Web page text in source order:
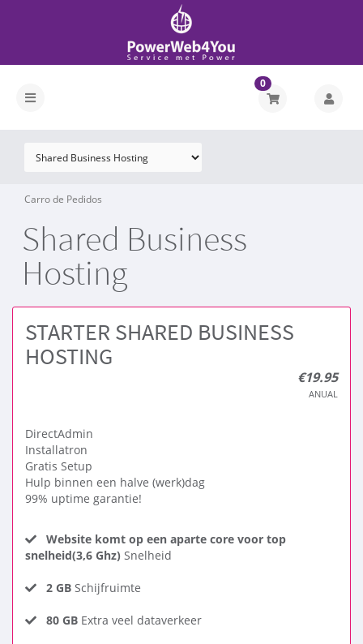
0
Carro de Pedidos
Shared Business
Hosting
STARTER SHARED BUSINESS
HOSTING
€19.95
ANUAL
DirectAdmin
Installatron
Gratis Setup
Hulp binnen een halve (werk)dag
99% uptime garantie!
Website komt op een aparte core voor top
snelheid(3,6 Ghz) Snelheid
2 GB Schijfruimte
80 GB Extra veel dataverkeer